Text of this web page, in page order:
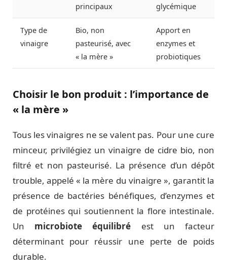
principaux glycémique
Type de
vinaigre
Bio, non
pasteurisé, avec
« la mère »
Apport en
enzymes et
probiotiques
Choisir le bon produit : l’importance de
« la mère »
Tous les vinaigres ne se valent pas. Pour une cure
minceur, privilégiez un vinaigre de cidre bio, non
filtré et non pasteurisé. La présence d’un dépôt
trouble, appelé « la mère du vinaigre », garantit la
présence de bactéries bénéfiques, d’enzymes et
de protéines qui soutiennent la flore intestinale.
Un microbiote équilibré est un facteur
déterminant pour réussir une perte de poids
durable.